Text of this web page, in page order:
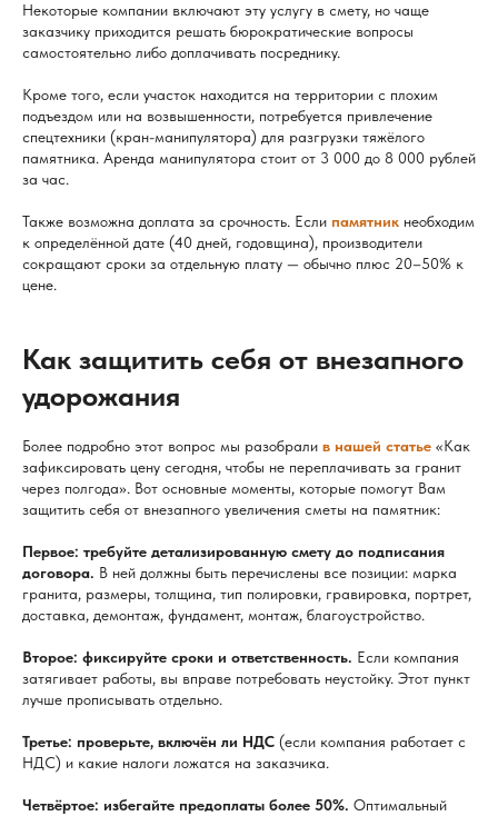
Некоторые компании включают эту услугу в смету, но чаще
заказчику приходится решать бюрократические вопросы
самостоятельно либо доплачивать посреднику.
Кроме того, если участок находится на территории с плохим
подъездом или на возвышенности, потребуется привлечение
спецтехники (кран-манипулятора) для разгрузки тяжёлого
памятника. Аренда манипулятора стоит от 3 000 до 8 000 рублей
за час.
Также возможна доплата за срочность. Если памятник необходим
к определённой дате (40 дней, годовщина), производители
сокращают сроки за отдельную плату — обычно плюс 20–50% к
цене.
Как защитить себя от внезапного
удорожания
Более подробно этот вопрос мы разобрали в нашей статье «Как
зафиксировать цену сегодня, чтобы не переплачивать за гранит
через полгода». Вот основные моменты, которые помогут Вам
защитить себя от внезапного увеличения сметы на памятник:
Первое: требуйте детализированную смету до подписания
договора. В ней должны быть перечислены все позиции: марка
гранита, размеры, толщина, тип полировки, гравировка, портрет,
доставка, демонтаж, фундамент, монтаж, благоустройство.
Второе: фиксируйте сроки и ответственность. Если компания
затягивает работы, вы вправе потребовать неустойку. Этот пункт
лучше прописывать отдельно.
Третье: проверьте, включён ли НДС (если компания работает с
НДС) и какие налоги ложатся на заказчика.
Четвёртое: избегайте предоплаты более 50%. Оптимальный